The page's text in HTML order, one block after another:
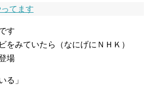
てます
す
をみていたら（なにげにＮＨＫ）
場
る」